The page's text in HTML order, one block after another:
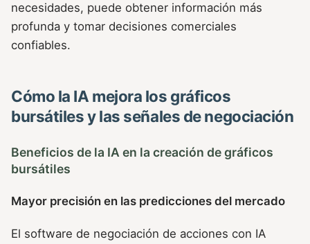
necesidades, puede obtener información más
profunda y tomar decisiones comerciales
confiables.
Cómo la IA mejora los gráficos
bursátiles y las señales de negociación
Beneficios de la IA en la creación de gráficos
bursátiles
Mayor precisión en las predicciones del mercado
El software de negociación de acciones con IA